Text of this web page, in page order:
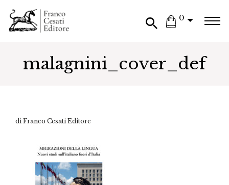
0
malagnini_cover_def
di Franco Cesati Editore